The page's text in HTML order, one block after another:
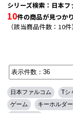
シリーズ検索：日本フ
10件の商品が見つか
（該当商品件数：10
日本ファルコム Tシ
ゲーム
キーホルダー